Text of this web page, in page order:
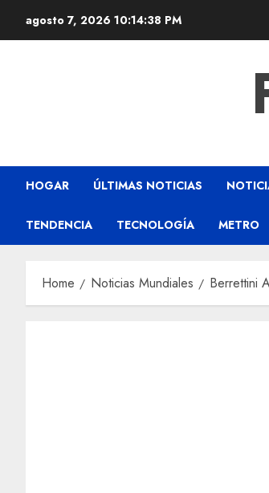
agosto 7, 2026 10:14:39 PM
HOGAR ÚLTIMAS NOTICIAS
TENDENCIA TECNOLOGÍA METRO
Home Noticias Mundiales Berrettini